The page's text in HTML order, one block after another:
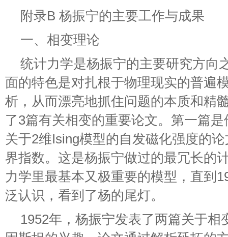
附录B 杨振宁的主要工作与成果
一、相变理论
统计力学是杨振宁的主要研究方向
面的特色是对扎根于物理现实的普遍
析，从而漂亮地抓住问题的本质和精
了3篇有关相变的重要论文。第一篇
关于2维Ising模型的自发磁化强度的
界指数。这是杨振宁做过的最冗长的
力学里最基本又极重要的模型，直到
泛认识，看到了杨的尾灯。
1952年，杨振宁发表了两篇关于相